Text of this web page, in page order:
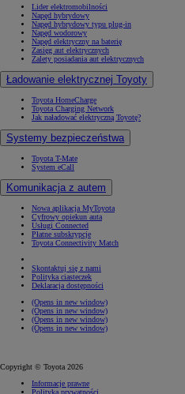
Lider elektromobilności
Napęd hybrydowy
Napęd hybrydowy typu plug-in
Napęd wodorowy
Napęd elektryczny na baterię
Zasięg aut elektrycznych
Zalety posiadania aut elektrycznych
Ładowanie elektrycznej Toyoty
Toyota HomeCharge
Toyota Charging Network
Jak naładować elektryczną Toyotę?
Systemy bezpieczeństwa
Toyota T-Mate
System eCall
Komunikacja z autem
Nowa aplikacja MyToyota
Cyfrowy opiekun auta
Usługi Connected
Płatne subskrypcje
Toyota Connectivity Match
Skontaktuj się z nami
Polityka ciasteczek
Deklaracja dostępności
(Opens in new window)
(Opens in new window)
(Opens in new window)
(Opens in new window)
Copyright © Toyota 2026
Informacje prawne
Polityka prywatności